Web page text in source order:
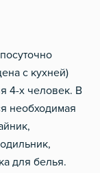
средства
с кухней)
4-х человек. В
необходимая
для белья.